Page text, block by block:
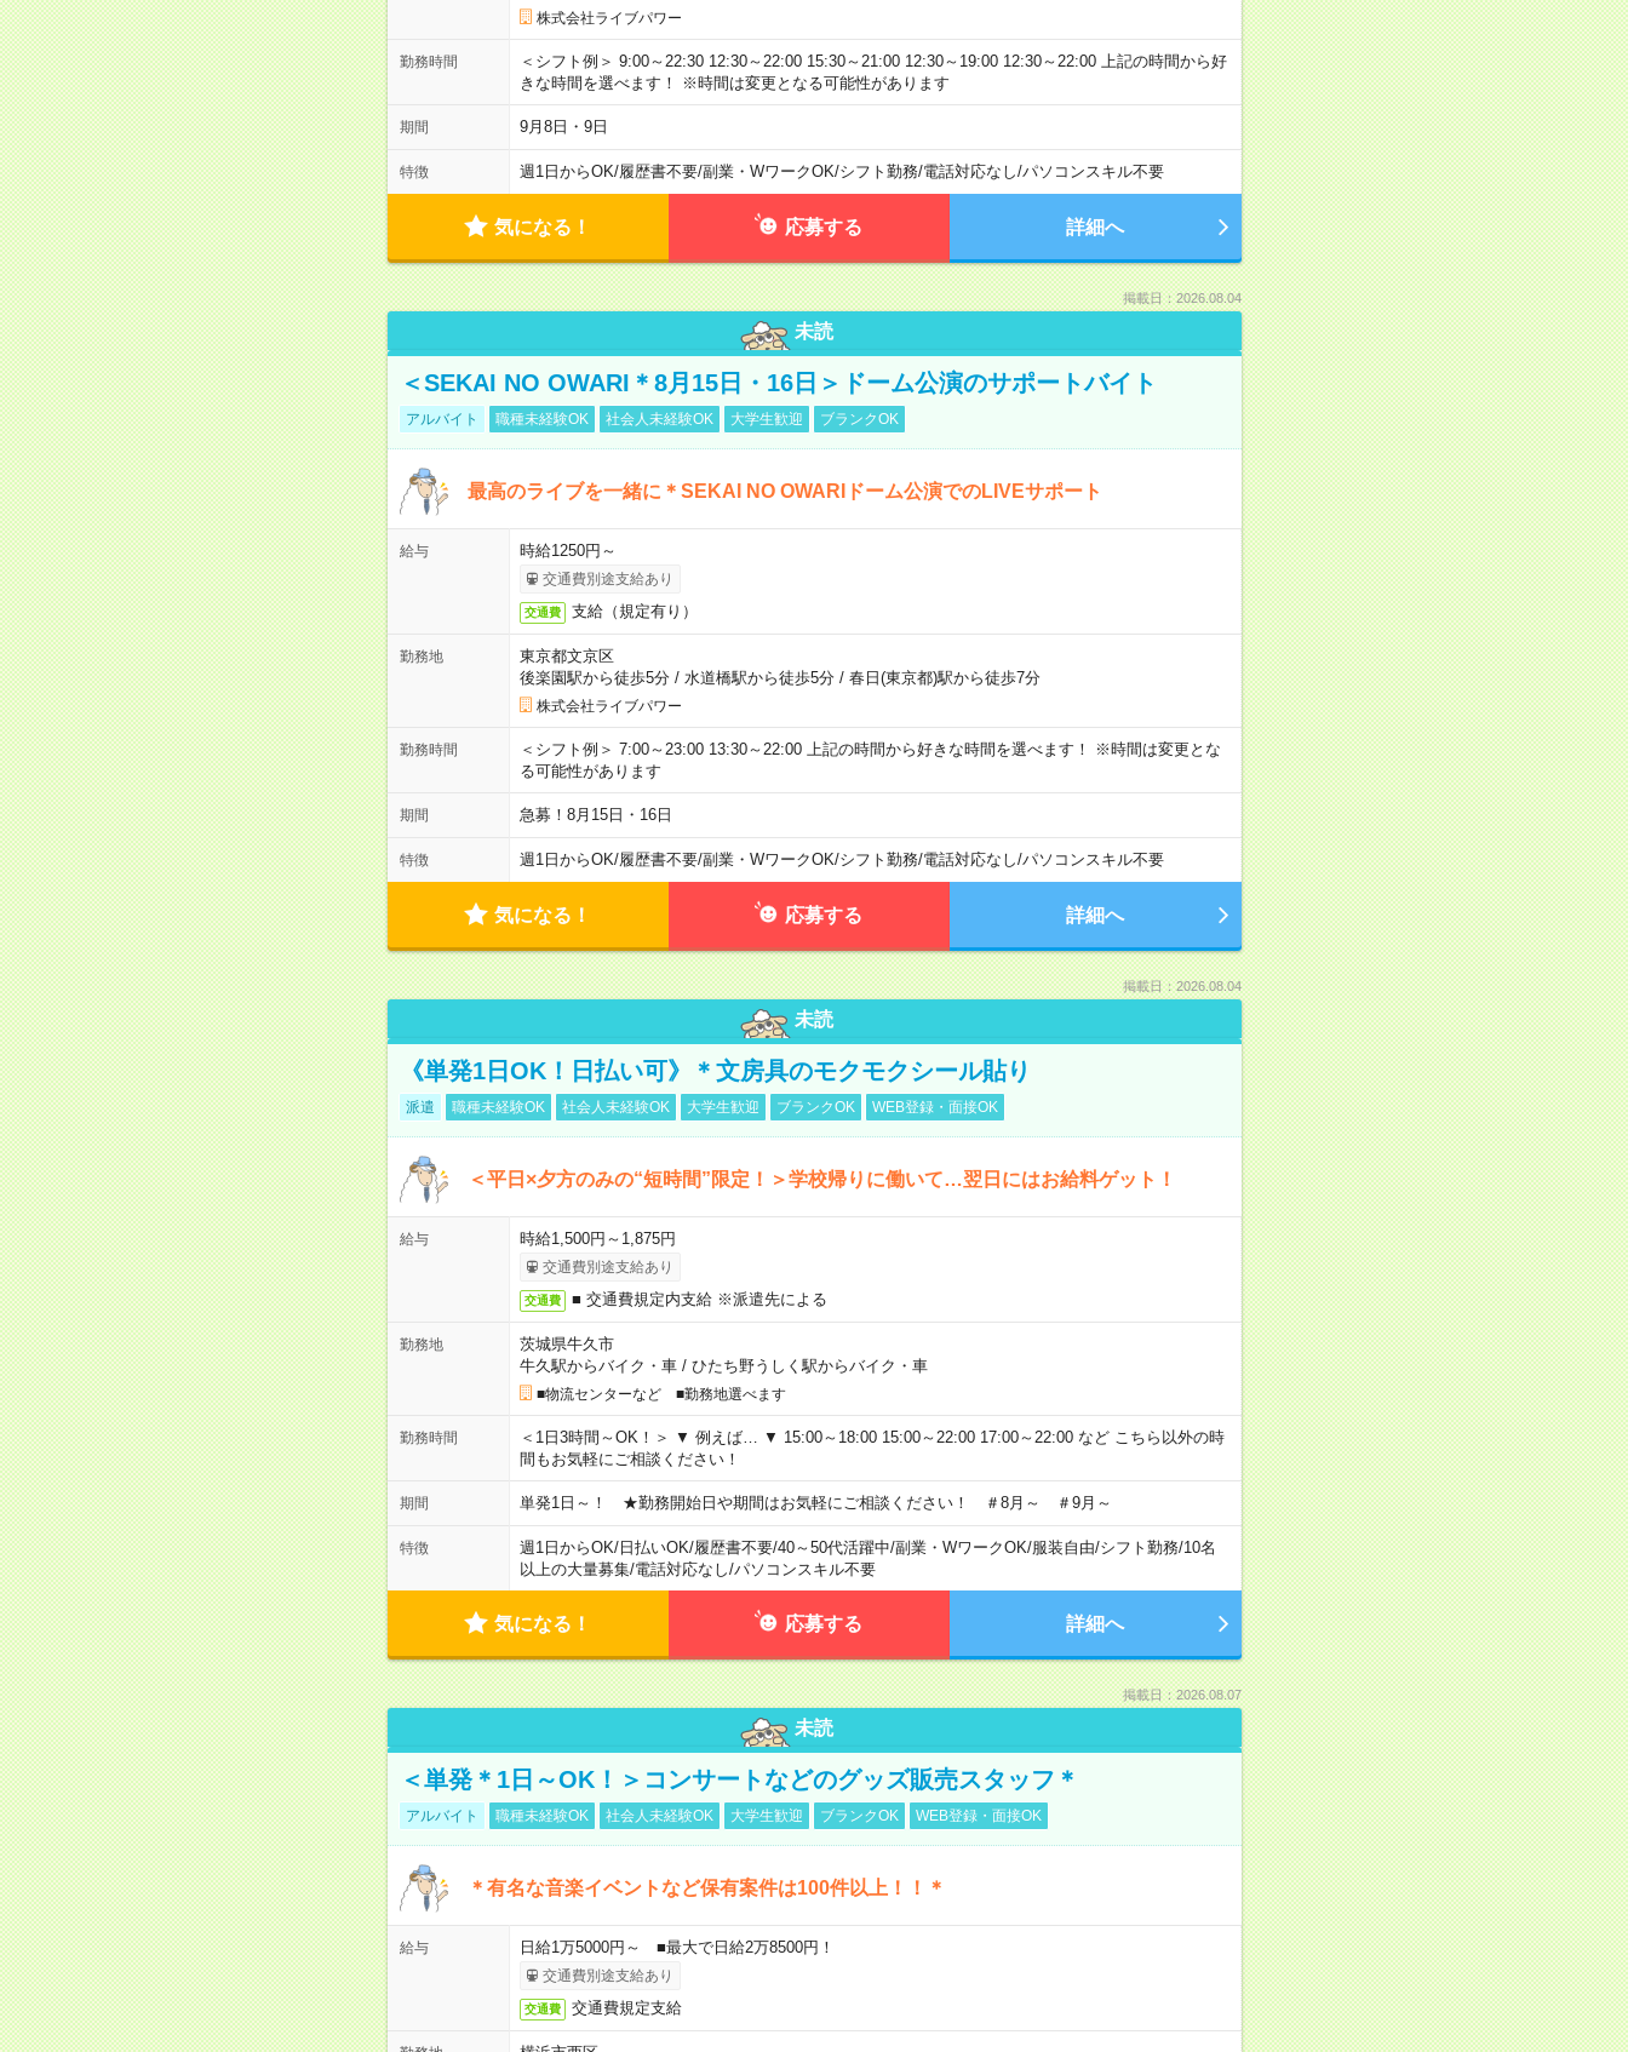
株式会社ライブパワー
勤務時間
＜シフト例＞ 9:00～22:30 12:30～22:00 15:30～21:00 12:30～19:00 12:30～22:00 上記の時間から好
きな時間を選べます！ ※時間は変更となる可能性があります
期間 9月8日・9日
特徴 週1日からOK/履歴書不要/副業・WワークOK/シフト勤務/電話対応なし/パソコンスキル不要
気になる！ 応募する 詳細へ
掲載日：2026.08.04
未読
＜SEKAI NO OWARI＊8月15日・16日＞ドーム公演のサポートバイト
アルバイト 職種未経験OK 社会人未経験OK 大学生歓迎 ブランクOK
最高のライブを一緒に＊SEKAI NO OWARIドーム公演でのLIVEサポート
給与 時給1250円～
交通費別途支給あり
交通費 支給（規定有り）
勤務地
東京都文京区
後楽園駅から徒歩5分/ 水道橋駅から徒歩5分/ 春日(東京都)駅から徒歩7分
株式会社ライブパワー
勤務時間
＜シフト例＞ 7:00～23:00 13:30～22:00 上記の時間から好きな時間を選べます！ ※時間は変更とな
る可能性があります
期間 急募！8月15日・16日
特徴 週1日からOK/履歴書不要/副業・WワークOK/シフト勤務/電話対応なし/パソコンスキル不要
気になる！ 応募する 詳細へ
掲載日：2026.08.04
未読
《単発1日OK！日払い可》＊文房具のモクモクシール貼り
派遣 職種未経験OK 社会人未経験OK 大学生歓迎 ブランクOK WEB登録・面接OK
＜平日×夕方のみの“短時間”限定！＞学校帰りに働いて…翌日にはお給料ゲット！
給与 時給1,500円～1,875円
交通費別途支給あり
交通費 ■ 交通費規定内支給 ※派遣先による
勤務地
茨城県牛久市
牛久駅からバイク・車/ ひたち野うしく駅からバイク・車
■物流センターなど ■勤務地選べます
勤務時間
＜1日3時間～OK！＞ ▼ 例えば… ▼ 15:00～18:00 15:00～22:00 17:00～22:00 など こちら以外の時
間もお気軽にご相談ください！
期間 単発1日～！ ★勤務開始日や期間はお気軽にご相談ください！ ＃8月～ ＃9月～
特徴 週1日からOK/日払いOK/履歴書不要/40～50代活躍中/副業・WワークOK/服装自由/シフト勤務/10名
以上の大量募集/電話対応なし/パソコンスキル不要
気になる！ 応募する 詳細へ
掲載日：2026.08.07
未読
＜単発＊1日～OK！＞コンサートなどのグッズ販売スタッフ＊
アルバイト 職種未経験OK 社会人未経験OK 大学生歓迎 ブランクOK WEB登録・面接OK
＊有名な音楽イベントなど保有案件は100件以上！！＊
給与 日給1万5000円～ ■最大で日給2万8500円！
交通費別途支給あり
交通費 交通費規定支給